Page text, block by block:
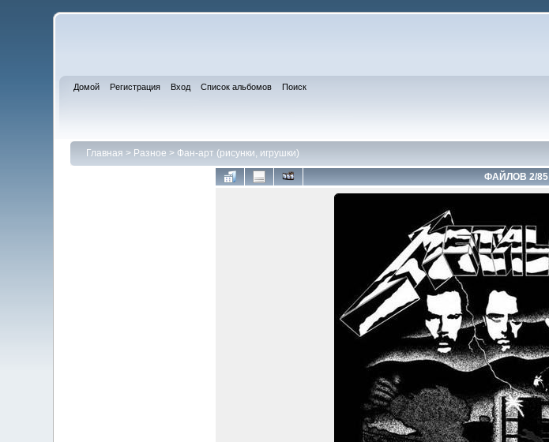
Домой Регистрация Вход Список альбомов Поиск
Главная > Разное > Фан-арт (рисунки, игрушки)
ФАЙЛОВ 2/85